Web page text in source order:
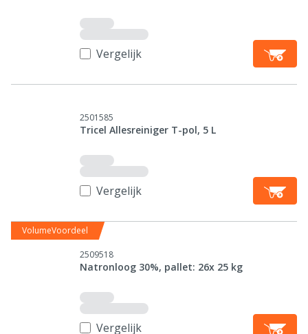
Vergelijk
2501585
Tricel Allesreiniger T-pol, 5 L
Vergelijk
VolumeVoordeel
2509518
Natronloog 30%, pallet: 26x 25 kg
Vergelijk